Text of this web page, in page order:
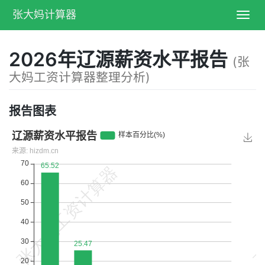
张大妈计算器
2026年辽源薪资水平报告 (张
大妈工资计算器整理分析)
报告图表